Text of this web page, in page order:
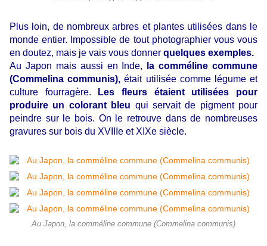
Plus loin, de nombreux arbres et plantes utilisées dans le
monde entier. Impossible de tout photographier vous vous
en doutez, mais je vais vous donner quelques exemples.
Au Japon mais aussi en Inde,
la comméline commune
(Commelina communis),était utilisée comme légume et
culture fourragère. Les fleurs étaient utilisées pour
produire un colorant bleu qui servait de pigment pour
peindre sur le bois. On le retrouve dans de nombreuses
gravures sur bois du XVIIIe et XIXe siècle.
Au Japon, la comméline commune (Commelina communis)